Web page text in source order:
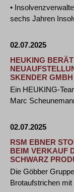
•
sechs Jahren
02.07.2025
HEUKING
SKENDER GMBH
Ein HEUKING-
Marc
02.07.2025
RSM EBNER
BEIM VERKAUF
SCHWARZ
Die Göbber
Brotaufstrichen